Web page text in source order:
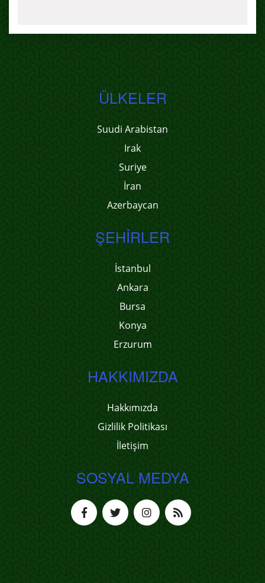
ÜLKELER
Suudi Arabistan
Irak
Suriye
İran
Azerbaycan
ŞEHIRLER
İstanbul
Ankara
Bursa
Konya
Erzurum
HAKKIMIZDA
Hakkımızda
Gizlilik Politikası
İletişim
SOSYAL MEDYA